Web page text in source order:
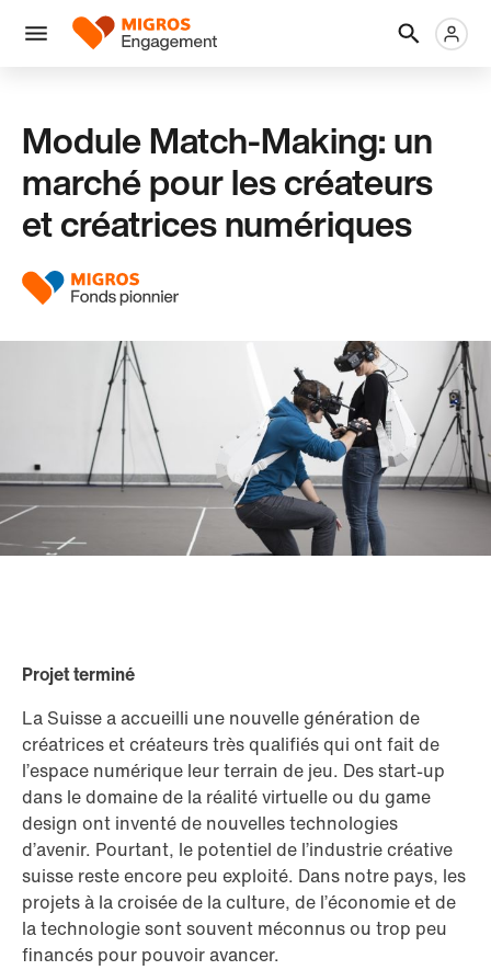
liens
tête
Menu
Logo
Module Match-Making: un
marché pour les créateurs
et créatrices numériques
Projet terminé
La Suisse a accueilli une nouvelle génération de
créatrices et créateurs très qualifiés qui ont fait de
l’espace numérique leur terrain de jeu. Des start-up
dans le domaine de la réalité virtuelle ou du game
design ont inventé de nouvelles technologies
d’avenir. Pourtant, le potentiel de l’industrie créative
suisse reste encore peu exploité. Dans notre pays, les
projets à la croisée de la culture, de l’économie et de
la technologie sont souvent méconnus ou trop peu
financés pour pouvoir avancer.